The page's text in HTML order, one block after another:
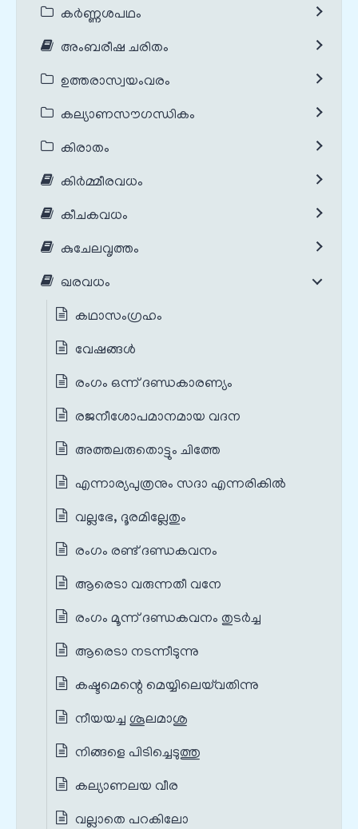
കർണ്ണശപഥം
അംബരീഷ ചരിതം
ഉത്തരാസ്വയംവരം
കല്യാണസൗഗന്ധികം
കിരാതം
കിർമ്മീരവധം
കീചകവധം
കുചേലവൃത്തം
ഖരവധം
കഥാസംഗ്രഹം
വേഷങ്ങൾ
രംഗം ഒന്ന് ദണ്ഡകാരണ്യം
രജനീശോപമാനമായ വദന
അത്തലരുതൊട്ടും ചിത്തേ
എന്നാര്യപുത്രനും സദാ എന്നരികിൽ
വല്ലഭേ, ദൂരമില്ലേതും
രംഗം രണ്ട് ദണ്ഡകവനം
ആരെടാ വരുന്നതീ വനേ
രംഗം മൂന്ന് ദണ്ഡകവനം തുടർച്ച
ആരെടാ നടന്നീടുന്നു
കഷ്ടമെന്റെ മെയ്യിലെയ്‌വതിന്നു
നീയയച്ച ശൂലമാശു
നിങ്ങളെ പിടിച്ചെടുത്തു
കല്യാണലയ വീര
വല്ലാതെ പറകിലോ